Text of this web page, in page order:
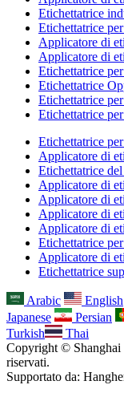
Etichettatrice
Etichettatrice
Applicatore di
Applicatore di
Etichettatrice
Etichettatrice
Etichettatrice
Etichettatrice
Etichettatrice
Applicatore di
Etichettatrice
Applicatore di
Applicatore di
Applicatore di
Applicatore di
Etichettatrice
Applicatore di
Etichettatrice
Arabic English
Japanese
Persian
Turkish
Thai
Copyright ©
riservati.
Supportato da: